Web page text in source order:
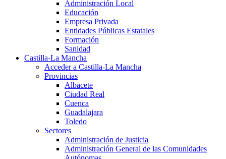
Administración Local
Educación
Empresa Privada
Entidades Públicas Estatales
Formación
Sanidad
Castilla-La Mancha
Acceder a Castilla-La Mancha
Provincias
Albacete
Ciudad Real
Cuenca
Guadalajara
Toledo
Sectores
Administración de Justicia
Administración General de las Comunidades